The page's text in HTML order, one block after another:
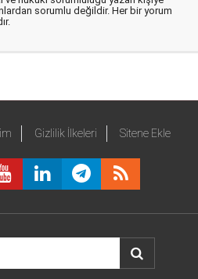
sorumlu değildir. Her bir yorum
Gizlilik İlkeleri Sitene Ekle